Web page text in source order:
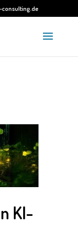
consulting.de
KI-